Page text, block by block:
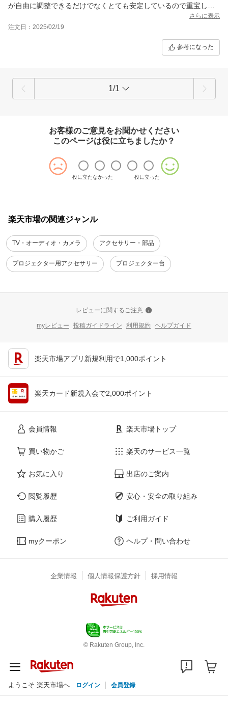
が自由に調整できるだけでなくとても安定しているので重宝して
さらに表示
注文日：2025/02/19
参考になった
1/1
お客様のご意見をお聞かせください
このページは役に立ちましたか？
役に立たなかった 役に立った
楽天市場の関連ジャンル
TV・オーディオ・カメラ アクセサリー・部品
プロジェクター用アクセサリー プロジェクター台
レビューに関するご注意
myレビュー 投稿ガイドライン 利用規約 ヘルプガイド
楽天市場アプリ新規利用で1,000ポイント
楽天カード新規入会で2,000ポイント
会員情報
買い物かご
お気に入り
閲覧履歴
購入履歴
myクーポン
楽天市場トップ
楽天のサービス一覧
出店のご案内
安心・安全の取り組み
ご利用ガイド
ヘルプ・問い合わせ
企業情報 個人情報保護方針 採用情報
© Rakuten Group, Inc.
ようこそ 楽天市場へ ログイン 会員登録